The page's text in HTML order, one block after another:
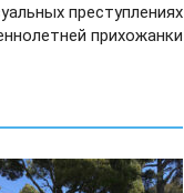
преступлениях
прихожанки